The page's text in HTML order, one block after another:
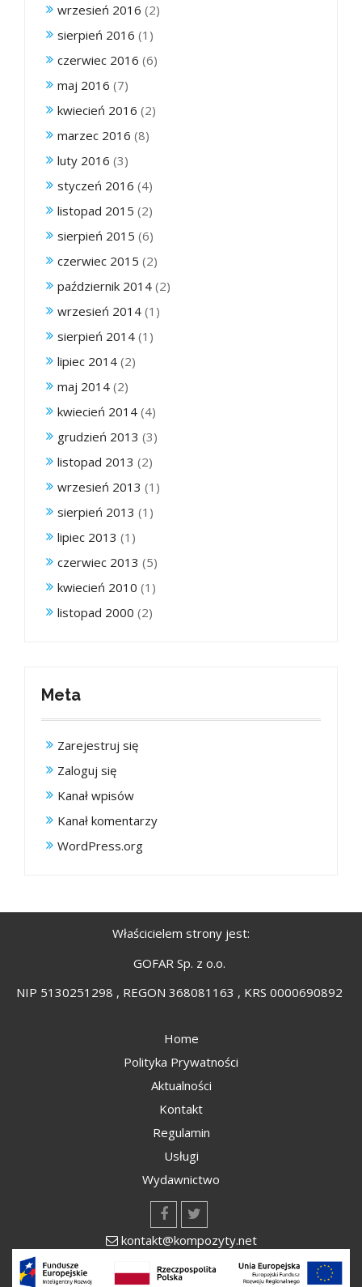
wrzesień 2016 (2)
sierpień 2016 (1)
czerwiec 2016 (6)
maj 2016 (7)
kwiecień 2016 (2)
marzec 2016 (8)
luty 2016 (3)
styczeń 2016 (4)
listopad 2015 (2)
sierpień 2015 (6)
czerwiec 2015 (2)
październik 2014 (2)
wrzesień 2014 (1)
sierpień 2014 (1)
lipiec 2014 (2)
maj 2014 (2)
kwiecień 2014 (4)
grudzień 2013 (3)
listopad 2013 (2)
wrzesień 2013 (1)
sierpień 2013 (1)
lipiec 2013 (1)
czerwiec 2013 (5)
kwiecień 2010 (1)
listopad 2000 (2)
Meta
Zarejestruj się
Zaloguj się
Kanał wpisów
Kanał komentarzy
WordPress.org
Właścicielem strony jest:
GOFAR Sp. z o.o.
NIP 5130251298 , REGON 368081163 , KRS 0000690892
Home
Polityka Prywatności
Aktualności
Kontakt
Regulamin
Usługi
Wydawnictwo
kontakt@kompozyty.net